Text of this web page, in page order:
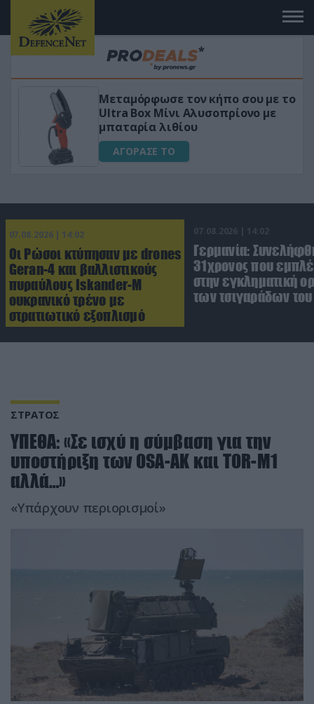
Μεταμόρφωσε τον κήπο σου με το
Ultra Box Μίνι Αλυσοπρίονο με
μπαταρία λιθίου
ΑΓΟΡΑΣΕ ΤΟ
07.08.2026 | 14:02
Οι Ρώσοι κτύπησαν με drones
Geran-4 και βαλλιστικούς
πυραύλους Iskander-M
ουκρανικό τρένο με
στρατιωτικό εξοπλισμό
07.08.2026 | 14:02
Γερμανία:
31χρονος που
στην εγκληματική
των τσιγαράδων του
ΣΤΡΑΤΟΣ
ΥΠΕΘΑ: «Σε ισχύ η σύμβαση για την
υποστήριξη των OSA-AK και ΤΟR-Μ1
αλλά…»
«Υπάρχουν περιορισμοί»